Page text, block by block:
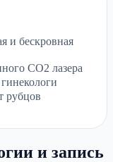
и бескровная
CO2 лазера
рубцов
и запись